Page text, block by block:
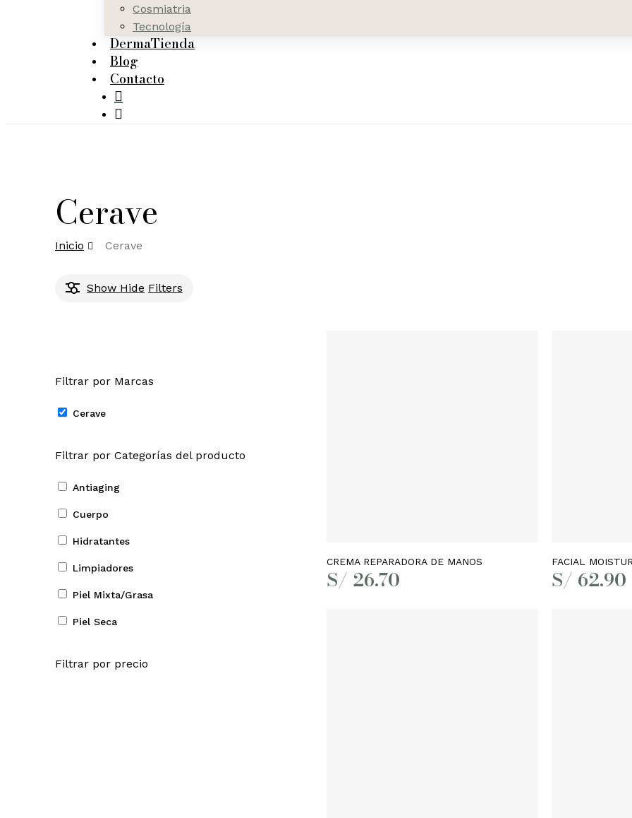
Cosmiatria
Tecnología
DermaTienda
Blog
Contacto
Cerave
Inicio Cerave
Show Hide Filters
Filtrar por Marcas
Cerave
Filtrar por Categorías del producto
Antiaging
Cuerpo
Hidratantes
Limpiadores
Piel Mixta/Grasa
Piel Seca
Filtrar por precio
Leer más
CREMA REPARADORA DE MANOS
S/ 26.70
FACIAL
S/ 62.90